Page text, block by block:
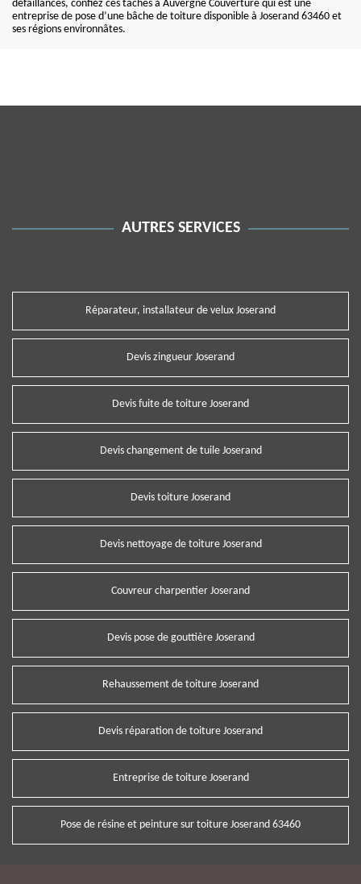
défaillances, confiez ces taches à Auvergne Couverture qui est une
entreprise de pose d’une bâche de toiture disponible à Joserand 63460 et
ses régions environnâtes.
AUTRES SERVICES
Réparateur, installateur de velux Joserand
Devis zingueur Joserand
Devis fuite de toiture Joserand
Devis changement de tuile Joserand
Devis toiture Joserand
Devis nettoyage de toiture Joserand
Couvreur charpentier Joserand
Devis pose de gouttière Joserand
Rehaussement de toiture Joserand
Devis réparation de toiture Joserand
Entreprise de toiture Joserand
Pose de résine et peinture sur toiture Joserand 63460